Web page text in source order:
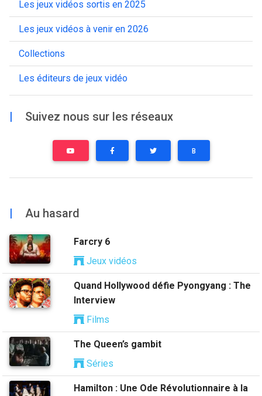
Les jeux vidéos sortis en 2025
Les jeux vidéos à venir en 2026
Collections
Les éditeurs de jeux vidéo
| Suivez nous sur les réseaux
B
| Au hasard
Farcry 6
Jeux vidéos
Quand Hollywood défie Pyongyang : The
Interview
Films
The Queen’s gambit
Séries
Hamilton : Une Ode Révolutionnaire à la